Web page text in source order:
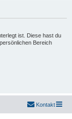
ist. Diese hast du
Bereich
Kontakt